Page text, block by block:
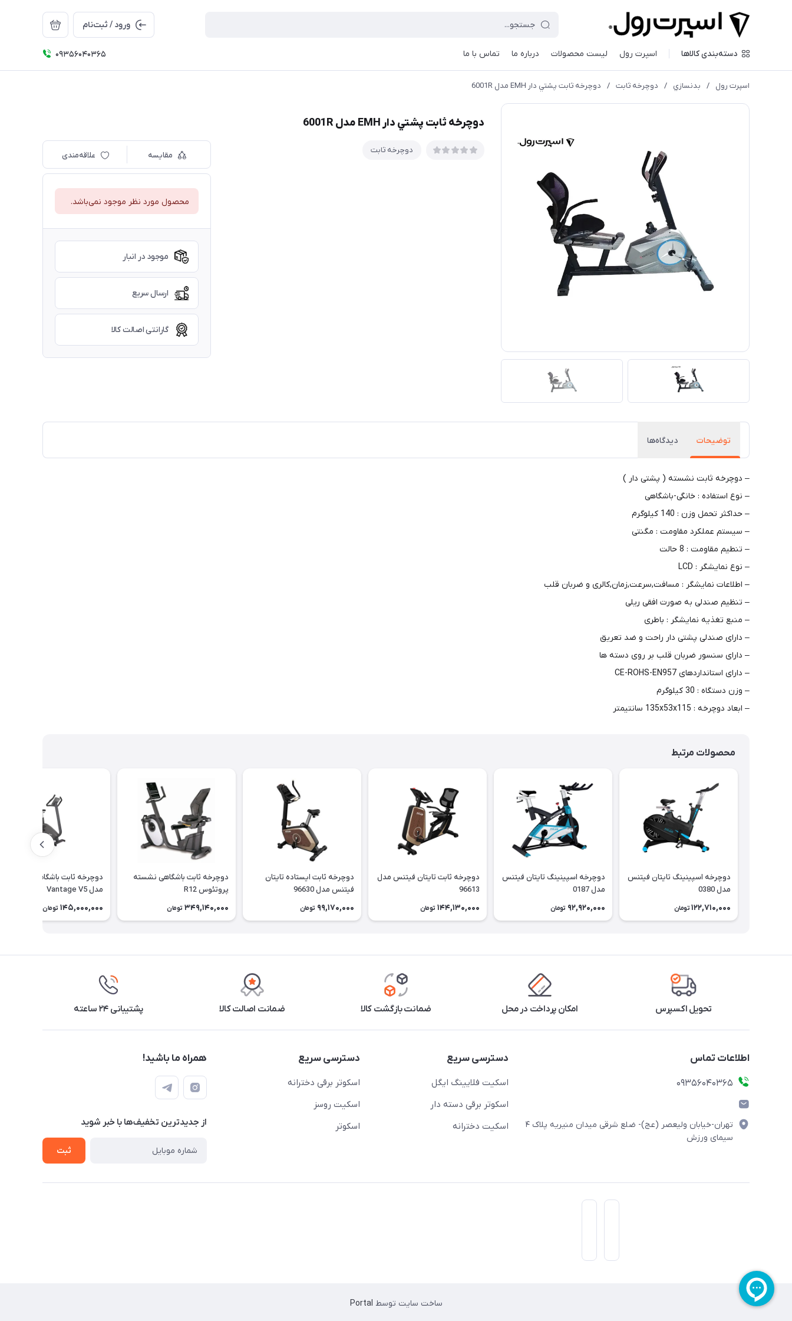
ورود / ثبت‌نام
دسته‌بندی کالاها اسپرت رول لیست محصولات درباره ما تماس با ما 09356040365
اسپرت رول / بدنسازي / دوچرخه ثابت / دوچرخه ثابت پشتي دار EMH مدل 6001R
دوچرخه ثابت پشتي دار EMH مدل 6001R
دوچرخه ثابت
مقایسه علاقه‌مندی
محصول مورد نظر موجود نمی‌باشد.
موجود در انبار
ارسال سریع
گارانتی اصالت کالا
توضیحات دیدگاه‌ها
– دوچرخه ثابت نشسته ( پشتی دار )
– نوع استفاده : خانگی-باشگاهی
– حداکثر تحمل وزن : 140 کیلوگرم
– سیستم عملکرد مقاومت : مگنتی
– تنطیم مقاومت : 8 حالت
– نوع نمایشگر : LCD
– اطلاعات نمایشگر : مسافت,سرعت,زمان,کالری و ضربان قلب
– تنظیم صندلی به صورت افقی ریلی
– منبع تغذیه نمایشگر : باطری
– دارای صندلی پشتی دار راحت و ضد تعریق
– دارای سنسور ضربان قلب بر روی دسته ها
– دارای استانداردهای CE-ROHS-EN957
– وزن دستگاه : 30 کیلوگرم
– ابعاد دوچرخه : 135x53x115 سانتیمتر
محصولات مرتبط
دوچرخه اسپینینگ تایتان فیتنس
مدل 0380
122,710,000 تومان
دوچرخه اسپینینگ تایتان فیتنس
مدل 0187
92,920,000 تومان
دوچرخه ثابت تایتان فیتنس مدل
96613
144,130,000 تومان
دوچرخه ثابت ایستاده تایتان
فیتنس مدل 96630
99,170,000 تومان
دوچرخه ثابت باشگاهی نشسته
پروتئوس R12
349,140,000 تومان
دوچرخه ثابت باشگاهی پروتئوس
مدل Vantage V5
145,000,000 تومان
تحویل اکسپرس امکان پرداخت در محل ضمانت بازگشت کالا ضمانت اصالت کالا پشتیبانی ۲۴ ساعته
اطلاعات تماس
۰۹۳۵۶۰۴۰۳۶۵
تهران-خیابان ولیعصر (عج)- ضلع شرقی میدان منیریه پلاک ۴
سیمای ورزش
دسترسی سریع
اسکیت فلایینگ ایگل
اسکوتر برقی دسته دار
اسکیت دخترانه
دسترسی سریع
اسکوتر برقی دخترانه
اسکیت روسز
اسکوتر
همراه ما باشید!
از جدید‌ترین تخفیف‌ها با‌ خبر شوید
ثبت
ساخت سایت توسط Portal